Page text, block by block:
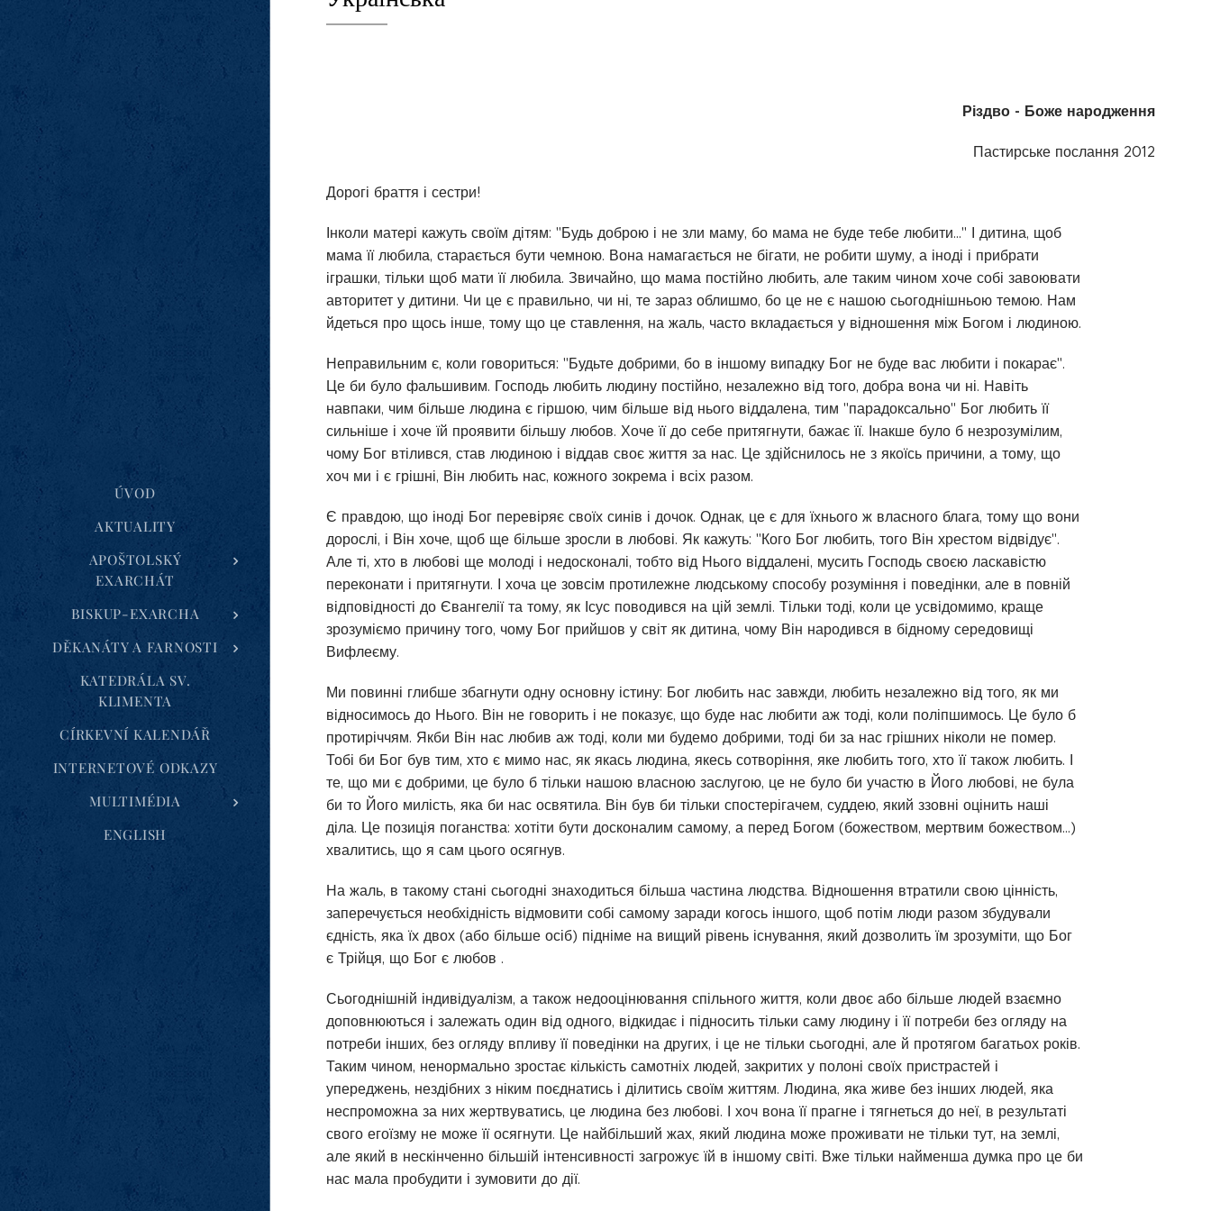
ÚVOD
AKTUALITY
APOŠTOLSKÝ
EXARCHÁT
BISKUP-EXARCHA
DĚKANÁTY A FARNOSTI
KATEDRÁLA SV.
KLIMENTA
CÍRKEVNÍ KALENDÁŘ
INTERNETOVÉ ODKAZY
MULTIMÉDIA
ENGLISH
Різдво - Боже народження
Пастирське послання 2012
Дорогі браття і сестри!
Інколи матері кажуть своїм дітям: "Будь доброю і не зли маму, бо мама не буде тебе любити..." І дитина, щоб
мама її любила, старається бути чемною. Вона намагається не бігати, не робити шуму, а іноді і прибрати
іграшки, тільки щоб мати її любила. Звичайно, що мама постійно любить, але таким чином хоче собі завоювати
авторитет у дитини. Чи це є правильно, чи ні, те зараз облишмо, бо це не є нашою сьогоднішньою темою. Нам
йдеться про щось інше, тому що це ставлення, на жаль, часто вкладається у відношення між Богом і людиною.
Неправильним є, коли говориться: "Будьте добрими, бо в іншому випадку Бог не буде вас любити і покарає".
Це би було фальшивим. Господь любить людину постійно, незалежно від того, добра вона чи ні. Навіть
навпаки, чим більше людина є гіршою, чим більше від нього віддалена, тим "парадоксально" Бог любить її
сильніше і хоче їй проявити більшу любов. Хоче її до себе притягнути, бажає її. Інакше було б незрозумілим,
чому Бог втілився, став людиною і віддав своє життя за нас. Це здійснилось не з якоїсь причини, а тому, що
хоч ми і є грішні, Він любить нас, кожного зокрема і всіх разом.
Є правдою, що іноді Бог перевіряє своїх синів і дочок. Однак, це є для їхнього ж власного блага, тому що вони
дорослі, і Він хоче, щоб ще більше зросли в любові. Як кажуть: "Кого Бог любить, того Він хрестом відвідує".
Але ті, хто в любові ще молоді і недосконалі, тобто від Нього віддалені, мусить Господь своєю ласкавістю
переконати і притягнути. І хоча це зовсім протилежне людському способу розуміння і поведінки, але в повній
відповідності до Євангелії та тому, як Ісус поводився на цій землі. Тільки тоді, коли це усвідомимо, краще
зрозуміємо причину того, чому Бог прийшов у світ як дитина, чому Він народився в бідному середовищі
Вифлеєму.
Ми повинні глибше збагнути одну основну істину: Бог любить нас завжди, любить незалежно від того, як ми
відносимось до Нього. Він не говорить і не показує, що буде нас любити аж тоді, коли поліпшимось. Це було б
протиріччям. Якби Він нас любив аж тоді, коли ми будемо добрими, тоді би за нас грішних ніколи не помер.
Тобі би Бог був тим, хто є мимо нас, як якась людина, якесь сотворіння, яке любить того, хто її також любить. І
те, що ми є добрими, це було б тільки нашою власною заслугою, це не було би участю в Його любові, не була
би то Його милість, яка би нас освятила. Він був би тільки спостерігачем, суддею, який ззовні оцінить наші
діла. Це позиція поганства: хотіти бути досконалим самому, а перед Богом (божеством, мертвим божеством...)
хвалитись, що я сам цього осягнув.
На жаль, в такому стані сьогодні знаходиться більша частина людства. Відношення втратили свою цінність,
заперечується необхідність відмовити собі самому заради когось іншого, щоб потім люди разом збудували
єдність, яка їх двох (або більше осіб) підніме на вищий рівень існування, який дозволить їм зрозуміти, що Бог
є Трійця, що Бог є любов .
Сьогоднішній індивідуалізм, а також недооцінювання спільного життя, коли двоє або більше людей взаємно
доповнюються і залежать один від одного, відкидає і підносить тільки саму людину і її потреби без огляду на
потреби інших, без огляду впливу її поведінки на других, і це не тільки сьогодні, але й протягом багатьох років.
Таким чином, ненормально зростає кількість самотніх людей, закритих у полоні своїх пристрастей і
упереджень, нездібних з ніким поєднатись і ділитись своїм життям. Людина, яка живе без інших людей, яка
неспроможна за них жертвуватись, це людина без любові. І хоч вона її прагне і тягнеться до неї, в результаті
свого егоїзму не може її осягнути. Це найбільший жах, який людина може проживати не тільки тут, на землі,
але який в нескінченно більшій інтенсивності загрожує їй в іншому світі. Вже тільки найменша думка про це би
нас мала пробудити і зумовити до дії.